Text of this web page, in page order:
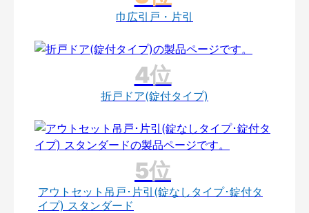
巾広引戸・片引
折戸ドア(錠付タイプ)
アウトセット吊戸･片引(錠なしタイプ･錠付タ
イプ) スタンダード